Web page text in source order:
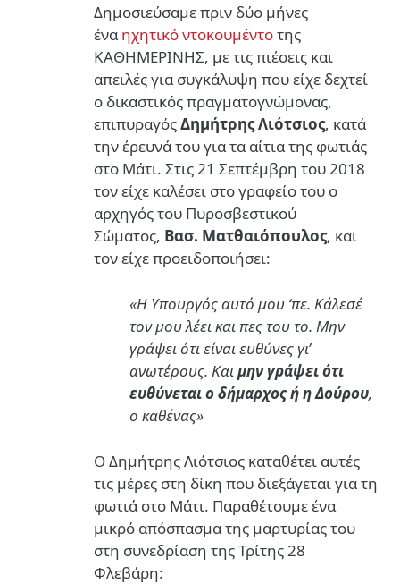
Δημοσιεύσαμε πριν δύο μήνες
ένα ηχητικό ντοκουμέντοτης
ΚΑΘΗΜΕΡΙΝΗΣ, με τις πιέσεις και
απειλές για συγκάλυψη που είχε δεχτεί
ο δικαστικός πραγματογνώμονας,
επιπυραγόςΔημήτρης Λιότσιος, κατά
την έρευνά του για τα αίτια της φωτιάς
στο Μάτι. Στις 21 Σεπτέμβρη του 2018
τον είχε καλέσει στο γραφείο του ο
αρχηγός του Πυροσβεστικού
Σώματος, Βασ. Ματθαιόπουλος, και
τον είχε προειδοποιήσει:
«Η Υπουργός αυτό μου ‘πε. Κάλεσέ
τον μου λέει και πες του το. Μην
γράψει ότι είναι ευθύνες γι’
ανωτέρους. Καιμην γράψει ότι
ευθύνεται ο δήμαρχος ή η Δούρου,
ο καθένας»
Ο Δημήτρης Λιότσιος καταθέτει αυτές
τις μέρες στη δίκη που διεξάγεται για τη
φωτιά στο Μάτι. Παραθέτουμε ένα
μικρό απόσπασμα της μαρτυρίας του
στη συνεδρίαση της Τρίτης 28
Φλεβάρη: